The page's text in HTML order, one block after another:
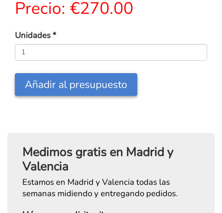
Precio: €270.00
Unidades*
Añadir al presupuesto
Medimos gratis en Madrid y
Valencia
Estamos en Madrid y Valencia todas las
semanas midiendo y entregando pedidos.